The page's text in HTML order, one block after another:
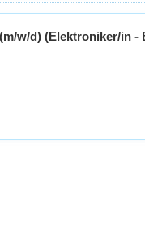
w/d) (Elektroniker/in -